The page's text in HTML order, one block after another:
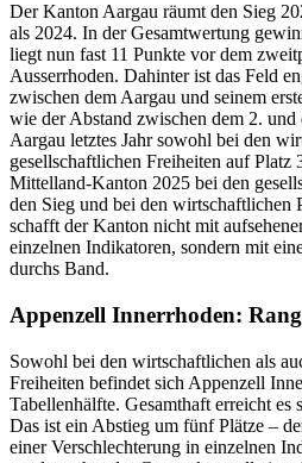
Der Kanton Aargau räumt den Sieg
als 2024. In der Gesamtwertung
liegt nun fast 11 Punkte vor dem
Ausserrhoden. Dahinter ist das Feld
zwischen dem Aargau und seinem
wie der Abstand zwischen dem 2.
Aargau letztes Jahr sowohl bei den
gesellschaftlichen Freiheiten auf Platz
Mittelland-Kanton 2025 bei den
den Sieg und bei den wirtschaftlichen
schafft der Kanton nicht mit
einzelnen Indikatoren, sondern mit
durchs Band.
Appenzell Innerrhoden:
Sowohl bei den wirtschaftlichen als
Freiheiten befindet sich Appenzell
Tabellenhälfte. Gesamthaft erreicht es
Das ist ein Abstieg um fünf Plätze –
einer Verschlechterung in einzelnen